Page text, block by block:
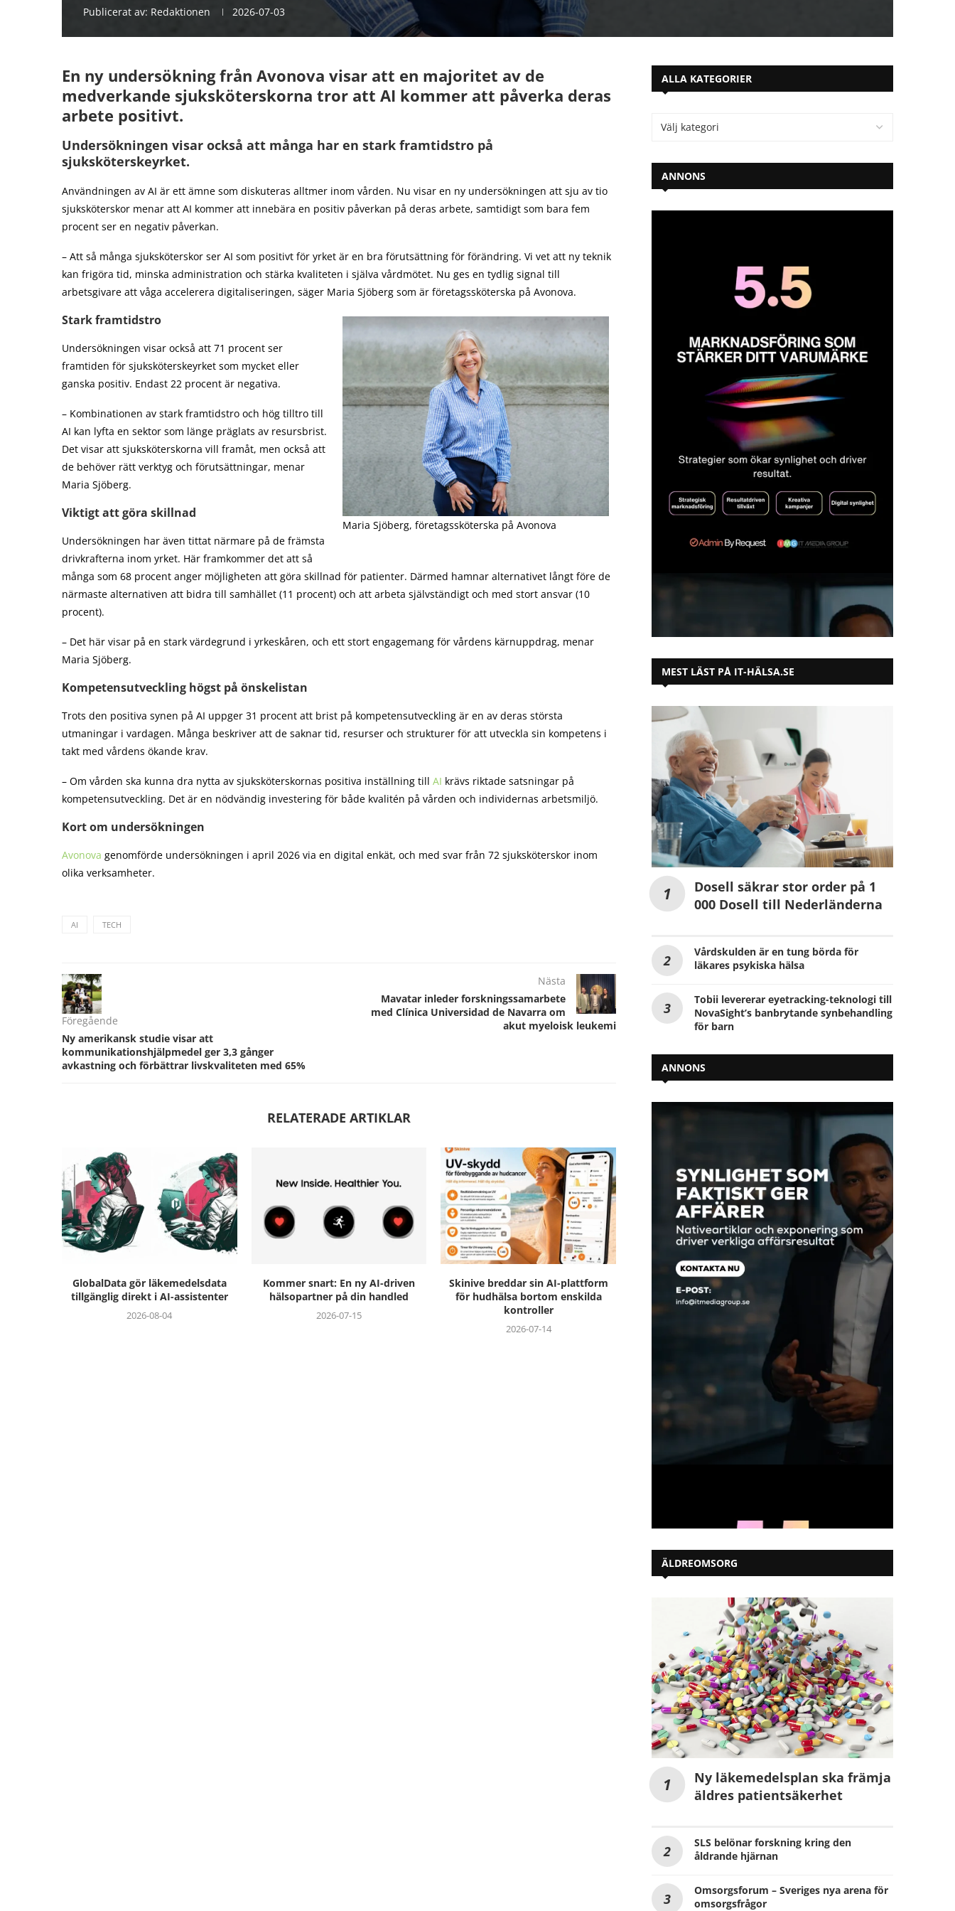
Publicerat av: Redaktionen 2026-07-03
En ny undersökning från Avonova visar att en majoritet av de
medverkande sjuksköterskorna tror att AI kommer att påverka deras
arbete positivt.
Undersökningen visar också att många har en stark framtidstro på
sjuksköterskeyrket.
Användningen av AI är ett ämne som diskuteras alltmer inom vården. Nu visar en ny undersökningen att sju av tio
sjuksköterskor menar att AI kommer att innebära en positiv påverkan på deras arbete, samtidigt som bara fem
procent ser en negativ påverkan.
– Att så många sjuksköterskor ser AI som positivt för yrket är en bra förutsättning för förändring. Vi vet att ny teknik
kan frigöra tid, minska administration och stärka kvaliteten i själva vårdmötet. Nu ges en tydlig signal till
arbetsgivare att våga accelerera digitaliseringen, säger Maria Sjöberg som är företagssköterska på Avonova.
Maria Sjöberg, företagssköterska på Avonova
Stark framtidstro
Undersökningen visar också att 71 procent ser
framtiden för sjuksköterskeyrket som mycket eller
ganska positiv. Endast 22 procent är negativa.
– Kombinationen av stark framtidstro och hög tilltro till
AI kan lyfta en sektor som länge präglats av resursbrist.
Det visar att sjuksköterskorna vill framåt, men också att
de behöver rätt verktyg och förutsättningar, menar
Maria Sjöberg.
Viktigt att göra skillnad
Undersökningen har även tittat närmare på de främsta
drivkrafterna inom yrket. Här framkommer det att så
många som 68 procent anger möjligheten att göra skillnad för patienter. Därmed hamnar alternativet långt före de
närmaste alternativen att bidra till samhället (11 procent) och att arbeta självständigt och med stort ansvar (10
procent).
– Det här visar på en stark värdegrund i yrkeskåren, och ett stort engagemang för vårdens kärnuppdrag, menar
Maria Sjöberg.
Kompetensutveckling högst på önskelistan
Trots den positiva synen på AI uppger 31 procent att brist på kompetensutveckling är en av deras största
utmaningar i vardagen. Många beskriver att de saknar tid, resurser och strukturer för att utveckla sin kompetens i
takt med vårdens ökande krav.
– Om vården ska kunna dra nytta av sjuksköterskornas positiva inställning till AI krävs riktade satsningar på
kompetensutveckling. Det är en nödvändig investering för både kvalitén på vården och individernas arbetsmiljö.
Kort om undersökningen
Avonova genomförde undersökningen i april 2026 via en digital enkät, och med svar från 72 sjuksköterskor inom
olika verksamheter.
AI TECH
Föregående
Ny amerikansk studie visar att
kommunikationshjälpmedel ger 3,3 gånger
avkastning och förbättrar livskvaliteten med 65%
Nästa
Mavatar inleder forskningssamarbete
med Clínica Universidad de Navarra om
akut myeloisk leukemi
RELATERADE ARTIKLAR
GlobalData gör läkemedelsdata
tillgänglig direkt i AI-assistenter
2026-08-04
Kommer snart: En ny AI-driven
hälsopartner på din handled
2026-07-15
Skinive breddar sin AI-plattform
för hudhälsa bortom enskilda
kontroller
2026-07-14
ALLA KATEGORIER
ANNONS
MEST LÄST PÅ IT-HÄLSA.SE
Dosell säkrar stor order på 1
000 Dosell till Nederländerna
Vårdskulden är en tung börda för
läkares psykiska hälsa
Tobii levererar eyetracking-teknologi till
NovaSight’s banbrytande synbehandling
för barn
ANNONS
ÄLDREOMSORG
Ny läkemedelsplan ska främja
äldres patientsäkerhet
SLS belönar forskning kring den
åldrande hjärnan
Omsorgsforum – Sveriges nya arena för
omsorgsfrågor